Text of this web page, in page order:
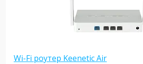
Wi-Fi роутер Keenetic Air